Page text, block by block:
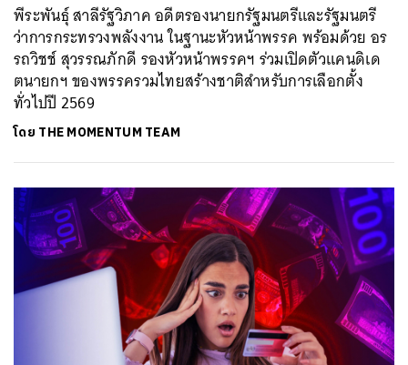
พีระพันธุ์ สาลีรัฐวิภาค อดีตรองนายกรัฐมนตรีและรัฐมนตรี
ว่าการกระทรวงพลังงาน ในฐานะหัวหน้าพรรค พร้อมด้วย อร
รถวิชช์ สุวรรณภักดี รองหัวหน้าพรรคฯ ร่วมเปิดตัวแคนดิเด
ตนายกฯ ของพรรครวมไทยสร้างชาติสำหรับการเลือกตั้ง
ทั่วไปปี 2569
โดย THE MOMENTUM TEAM